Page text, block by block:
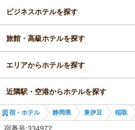
ビジネスホテルを探す
静岡県
東伊豆
稲取
伊豆稲取駅
旅館・高級ホテルを探す
静岡県
エリアからホテルを探す
静岡県
東伊豆
近隣駅・空港からホテルを探す
伊豆稲取駅
宿・ホテル 静岡県 東伊豆 稲取
宿番号:334972